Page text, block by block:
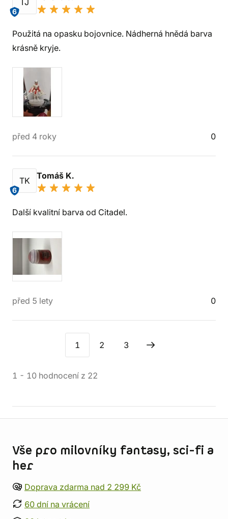
TJ
6
Použitá na opasku bojovnice. Nádherná hnědá barva
krásně kryje.
před 4 roky 0
TK
6
Tomáš K.
Další kvalitní barva od Citadel.
před 5 lety 0
1 2 3
1 - 10 hodnocení z 22
Vše pro milovníky fantasy, sci-fi a
her
Doprava zdarma nad 2 299 Kč
60 dní na vrácení